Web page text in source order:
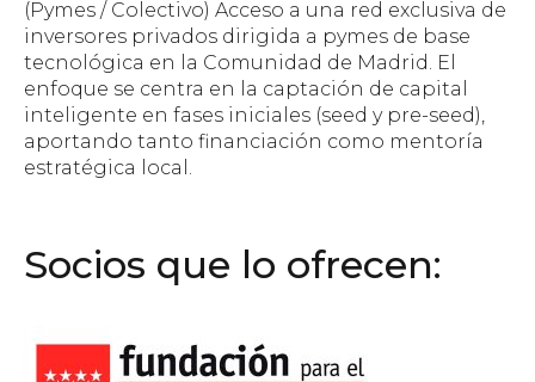
(Pymes / Colectivo) Acceso a una red exclusiva de
inversores privados dirigida a pymes de base
tecnológica en la Comunidad de Madrid. El
enfoque se centra en la captación de capital
inteligente en fases iniciales (seed y pre-seed),
aportando tanto financiación como mentoría
estratégica local.
Socios que lo ofrecen: